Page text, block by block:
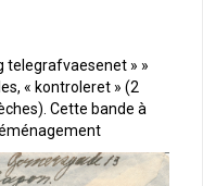
telegrafvaesenet » »
« kontroleret » (2
Cette bande à